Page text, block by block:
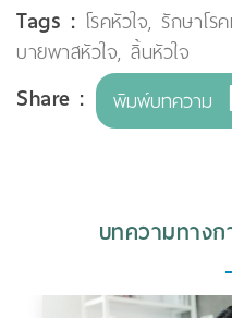
Tags : โรคหัวใจ, รักษาโร
บายพาสหัวใจ, ลิ้นหัวใจ
Share : พิมพ์บทความ
บทความทาง